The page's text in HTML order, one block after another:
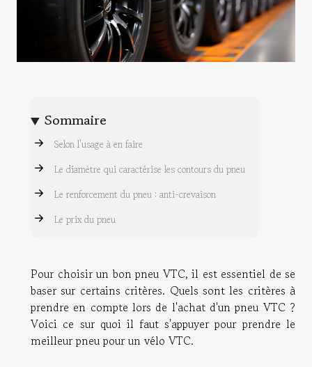
Sommaire
Selon l'usage à en faire
Le diamètre qui caractérise les contours du pneu
Le renforcement du pneu : anti-crevaison
Le prix du pneu
Pour choisir un bon pneu VTC, il est essentiel de se
baser sur certains critères. Quels sont les critères à
prendre en compte lors de l'achat d'un pneu VTC ?
Voici ce sur quoi il faut s'appuyer pour prendre le
meilleur pneu pour un vélo VTC.